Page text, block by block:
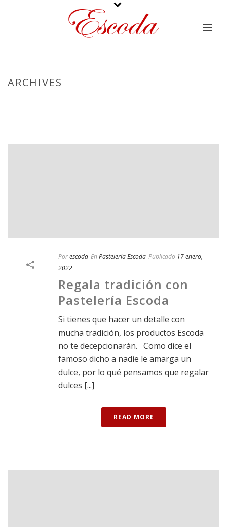
ARCHIVES
Porescoda En Pastelería Escoda Publicado 17 enero,
2022
Regala tradición con
Pastelería Escoda
Si tienes que hacer un detalle con
mucha tradición, los productos Escoda
no te decepcionarán. Como dice el
famoso dicho a nadie le amarga un
dulce, por lo qué pensamos que regalar
dulces [...]
READ MORE